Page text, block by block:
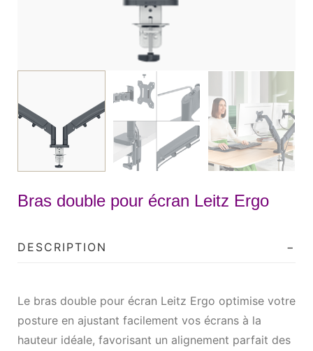
Bras double pour écran Leitz Ergo
DESCRIPTION
Le bras double pour écran Leitz Ergo optimise votre
posture en ajustant facilement vos écrans à la
hauteur idéale, favorisant un alignement parfait des